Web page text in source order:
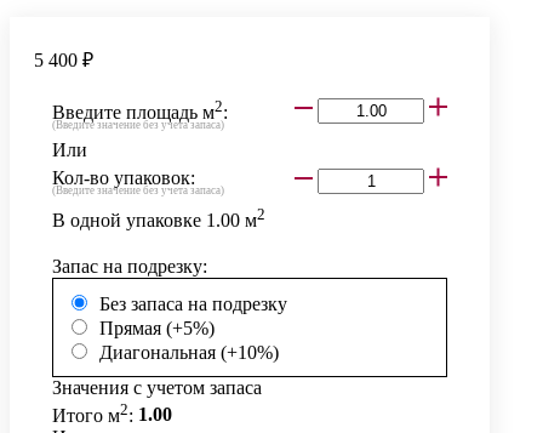
5 400 ₽
Введите площадь м2:
(Введите значение без учета запаса)
Или
Кол-во упаковок:
(Введите значение без учета запаса)
В одной упаковке 1.00 м2
Запас на подрезку:
Без запаса на подрезку
Прямая (+5%)
Диагональная (+10%)
Значения с учетом запаса
Итого м2: 1.00